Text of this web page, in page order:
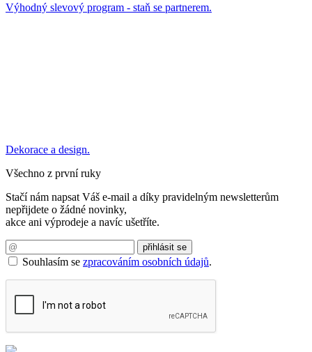
Výhodný slevový program - staň se partnerem.
Dekorace a design.
Všechno z první ruky
Stačí nám napsat Váš e-mail a díky pravidelným newsletterům
nepřijdete o žádné novinky,
akce ani výprodeje a navíc ušetříte.
Souhlasím se zpracováním osobních údajů.